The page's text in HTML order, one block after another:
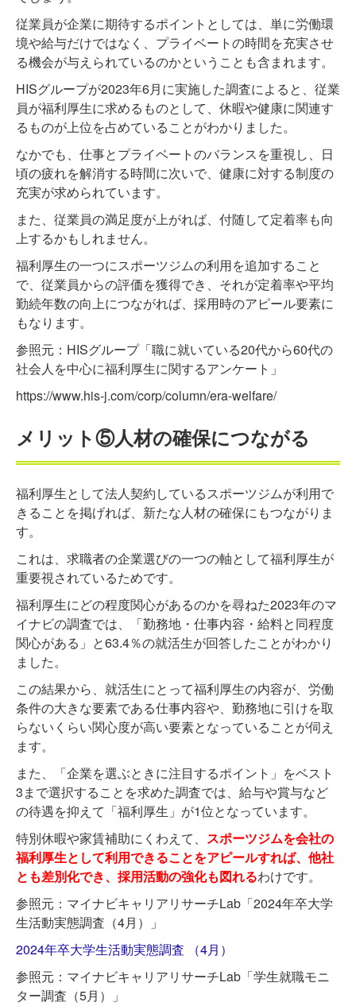
従業員が企業に期待するポイントとしては、単に労働環
境や給与だけではなく、プライベートの時間を充実させ
る機会が与えられているのかということも含まれます。
HISグループが2023年6月に実施した調査によると、従業
員が福利厚生に求めるものとして、休暇や健康に関連す
るものが上位を占めていることがわかりました。
なかでも、仕事とプライベートのバランスを重視し、日
頃の疲れを解消する時間に次いで、健康に対する制度の
充実が求められています。
また、従業員の満足度が上がれば、付随して定着率も向
上するかもしれません。
福利厚生の一つにスポーツジムの利用を追加すること
で、従業員からの評価を獲得でき、それが定着率や平均
勤続年数の向上につながれば、採用時のアピール要素に
もなります。
参照元：HISグループ「職に就いている20代から60代の
社会人を中心に福利厚生に関するアンケート」
https://www.his-j.com/corp/column/era-welfare/
メリット⑤人材の確保につながる
福利厚生として法人契約しているスポーツジムが利用で
きることを掲げれば、新たな人材の確保にもつながりま
す。
これは、求職者の企業選びの一つの軸として福利厚生が
重要視されているためです。
福利厚生にどの程度関心があるのかを尋ねた2023年のマ
イナビの調査では、「勤務地・仕事内容・給料と同程度
関心がある」と63.4％の就活生が回答したことがわかり
ました。
この結果から、就活生にとって福利厚生の内容が、労働
条件の大きな要素である仕事内容や、勤務地に引けを取
らないくらい関心度が高い要素となっていることが伺え
ます。
また、「企業を選ぶときに注目するポイント」をベスト
3まで選択することを求めた調査では、給与や賞与など
の待遇を抑えて「福利厚生」が1位となっています。
特別休暇や家賃補助にくわえて、 スポーツジムを会社の
福利厚生として利用できることをアピールすれば、他社
とも差別化でき、採用活動の強化も図れるわけです。
参照元：マイナビキャリアリサーチLab「2024年卒大学
生活動実態調査（4月）」
2024年卒大学生活動実態調査 （4月）
参照元：マイナビキャリアリサーチLab「学生就職モニ
ター調査（5月）」